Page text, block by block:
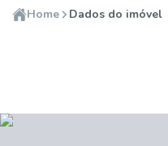
Home Dados do imóvel